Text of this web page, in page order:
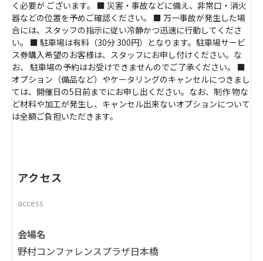
く必要が ございます。 ■ 災害・事故などに備え、非常口・消火
器などの位置を予めご確認ください。 ■ 万一事故が発生した場
合には、スタッフの指示に従い冷静かつ迅速に行動してくださ
い。 ■ 駐車場は有料（30分 300円）となります。駐車場サービ
ス券購入希望のお客様は、スタッフにお申し付けください。な
お、 駐車場の予約はお受けできませんのでご了承ください。 ■
オプション（備品など）やケータリングのキャンセルにつきまし
ては、開催日の5日前までにお申し出ください。なお、制作 物な
ど材料や加工が発生し、キャンセル出来ないオプションについて
は全額ご負担いただきます。
アクセス
access
会場名
野村コンファレンスプラザ日本橋